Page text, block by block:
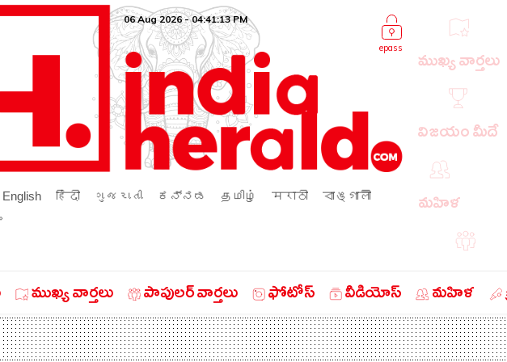
epass
06 Aug 2026 - 04:41:13 PM
English हिंदी ગુજરાતી ಕನ್ನಡ தமிழ் मराठी
বাঙ্গালী
ముఖ్య వార్తలు
విజయం మీదే
మహిళ
పాపులర్
బిజినెస్
ముఖ్య వార్తలు పాపులర్ వార్తలు ఫోటోస్ వీడియోస్ మహిళ